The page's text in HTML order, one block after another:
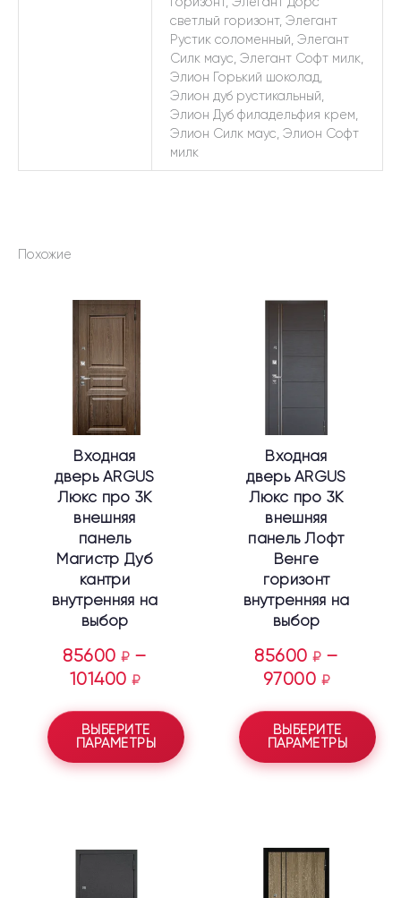
светлый горизонт, Элегант
Рустик соломенный, Элегант
Силк маус, Элегант Софт милк,
Элион Горький шоколад,
Элион дуб рустикальный,
Элион Дуб филадельфия крем,
Элион Силк маус, Элион Софт
милк
Похожие
Входная
дверь ARGUS
Люкс про 3К
внешняя
панель
Магистр Дуб
кантри
внутренняя на
выбор
85600₽ –
101400 ₽
ВЫБЕРИТЕ
ПАРАМЕТРЫ
товар
вариаций.
Опции
можно
выбрать
на
странице
товара.
Входная
дверь ARGUS
Люкс про 3К
внешняя
панель Лофт
Венге
горизонт
внутренняя на
выбор
85600₽ –
97000 ₽
ВЫБЕРИТЕ
ПАРАМЕТРЫ
товар
выбрать
на
странице
товара.
товар
товар
имеет